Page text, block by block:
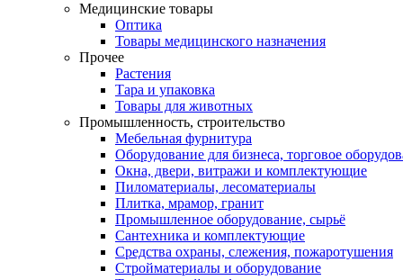
Медицинские товары
Оптика
Товары медицинского назначения
Прочее
Растения
Тара и упаковка
Товары для животных
Промышленность, строительство
Мебельная фурнитура
Оборудование для бизнеса, торговое
Окна, двери, витражи и комплектующие
Пиломатериалы, лесоматериалы
Плитка, мрамор, гранит
Промышленное оборудование, сырьё
Сантехника и комплектующие
Средства охраны, слежения, пожаротушения
Стройматериалы и оборудование